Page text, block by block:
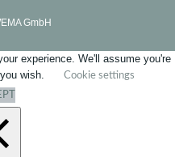
GmbH
experience. We'll assume you're
wish.
Cookie settings